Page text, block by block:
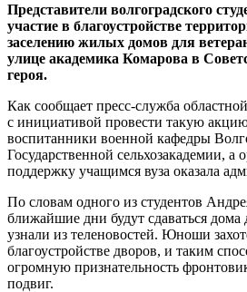
Представители волгоградского
участие в благоустройстве
заселению жилых домов для
улице академика Комарова в
героя.
Как сообщает пресс-служба
с инициативой провести такую
воспитанники военной кафедры
Государственной сельхозакадемии, а
поддержку учащимся вуза оказала
По словам одного из студентов
ближайшие дни будут сдаваться дома
узнали из теленовостей. Юноши
благоустройстве дворов, и таким
огромную признательность
подвиг.